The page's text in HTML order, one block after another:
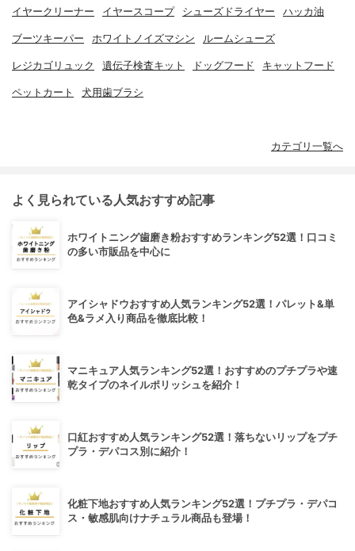
イヤークリーナー イヤースコープ シューズドライヤー ハッカ油
ブーツキーパー ホワイトノイズマシン ルームシューズ
レジカゴリュック 遺伝子検査キット ドッグフード キャットフード
ペットカート 犬用歯ブラシ
カテゴリ一覧へ
よく見られている人気おすすめ記事
ホワイトニング歯磨き粉おすすめランキング52選！口コミ
の多い市販品を中心に
アイシャドウおすすめ人気ランキング52選！パレット&単
色&ラメ入り商品を徹底比較！
マニキュア人気ランキング52選！おすすめのプチプラや速
乾タイプのネイルポリッシュを紹介！
口紅おすすめ人気ランキング52選！落ちないリップをプチ
プラ・デパコス別に紹介！
化粧下地おすすめ人気ランキング52選！プチプラ・デパコ
ス・敏感肌向けナチュラル商品も登場！